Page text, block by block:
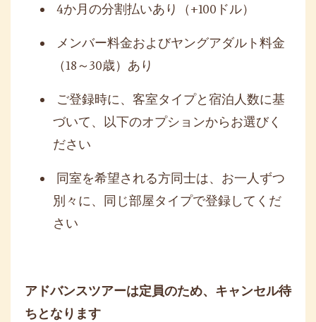
4か月の分割払いあり（+100 ドル）
メンバー料金およびヤングアダルト料金
（18～30歳）あり
ご登録時に、客室タイプと宿泊人数に基
づいて、以下のオプションからお選びく
ださい
同室を希望される方同士は、お一人ずつ
別々に、同じ部屋タイプで登録してくだ
さい
アドバンスツアーは定員のため、キャンセル待
ちとなります